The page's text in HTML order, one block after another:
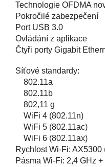
Technologie OFDMA
Pokročilé zabezpečení
Port USB 3.0
Ovládání z aplikace
Čtyři porty Gigabit
Síťové standardy:
802.11a
802.11b
802,11 g
WiFi 4 (802.11n)
WiFi 5 (802.11ac)
WiFi 6 (802.11ax)
Rychlost Wi-Fi:
Pásma Wi-Fi: 2,4 GHz